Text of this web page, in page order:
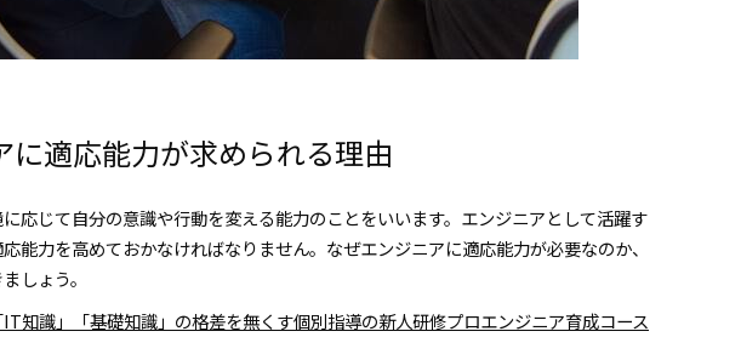
に適応能力が求められる理由
応じて自分の意識や行動を変える能力のことをいいます。エンジニアとして活躍す
能力を高めておかなければなりません。なぜエンジニアに適応能力が必要なのか、
しょう。
知識」「基礎知識」の格差を無くす個別指導の新人研修プロエンジニア育成コース